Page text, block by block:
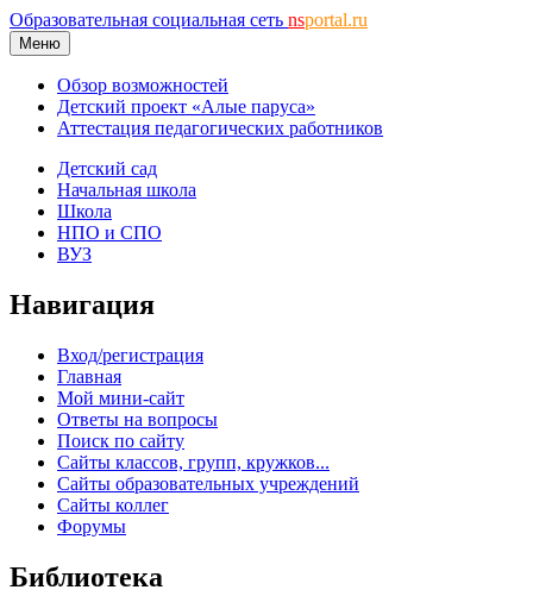
Образовательная социальная сеть nsportal.ru
Меню
Обзор возможностей
Детский проект «Алые паруса»
Аттестация педагогических работников
Детский сад
Начальная школа
Школа
НПО и СПО
ВУЗ
Навигация
Вход/регистрация
Главная
Мой мини-сайт
Ответы на вопросы
Поиск по сайту
Сайты классов, групп, кружков...
Сайты образовательных учреждений
Сайты коллег
Форумы
Библиотека